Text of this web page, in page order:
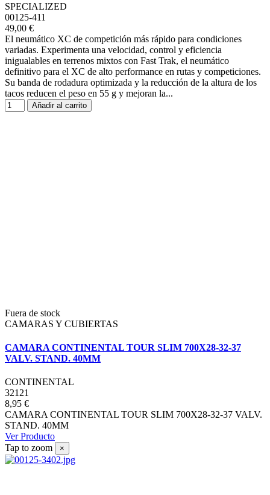
SPECIALIZED
00125-411
49,00 €
El neumático XC de competición más rápido para condiciones
variadas. Experimenta una velocidad, control y eficiencia
inigualables en terrenos mixtos con Fast Trak, el neumático
definitivo para el XC de alto performance en rutas y competiciones.
Su banda de rodadura optimizada y la reducción de la altura de los
tacos reducen el peso en 55 g y mejoran la...
Añadir al carrito
Fuera de stock
CAMARAS Y CUBIERTAS
CAMARA CONTINENTAL TOUR SLIM 700X28-32-37
VALV. STAND. 40MM
CONTINENTAL
32121
8,95 €
CAMARA CONTINENTAL TOUR SLIM 700X28-32-37 VALV.
STAND. 40MM
Ver Producto
Tap to zoom
×